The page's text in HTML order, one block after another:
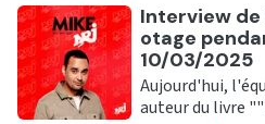
Ecouter
Interview de
otage
10/03/2025
Aujourd'hui,
auteur du livre